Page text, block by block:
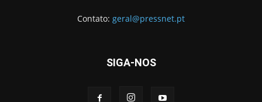
Contato: geral@pressnet.pt
SIGA-NOS